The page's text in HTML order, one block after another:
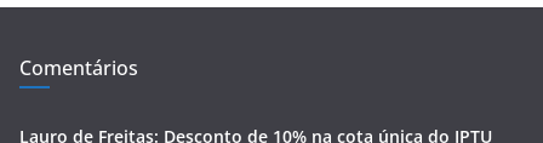
Comentários
Lauro de Freitas: Desconto de 10% na cota única do IPTU